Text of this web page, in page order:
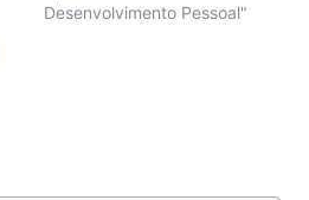
Desenvolvimento Pessoal"